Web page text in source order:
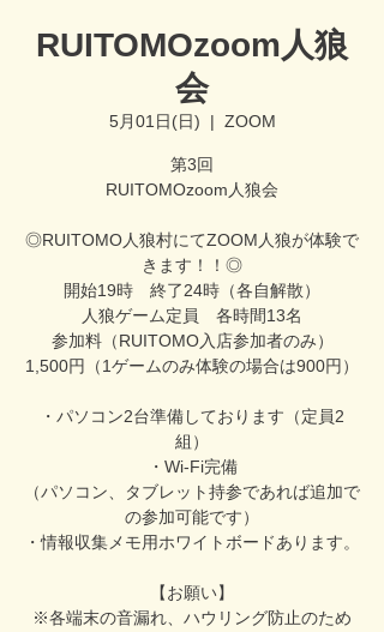
RUITOMOzoom人狼
会
5月01日(日)
  |
ZOOM
第3回
RUITOMOzoom人狼会
◎RUITOMO人狼村にてZOOM人狼が体験で
きます！！◎
開始19時 終了24時（各自解散）
人狼ゲーム定員 各時間13名
参加料（RUITOMO入店参加者のみ）
1,500円（1ゲームのみ体験の場合は900円）
・パソコン2台準備しております（定員2
組）
・Wi-Fi完備
（パソコン、タブレット持参であれば追加で
の参加可能です）
・情報収集メモ用ホワイトボードあります。
【お願い】
※各端末の音漏れ、ハウリング防止のため